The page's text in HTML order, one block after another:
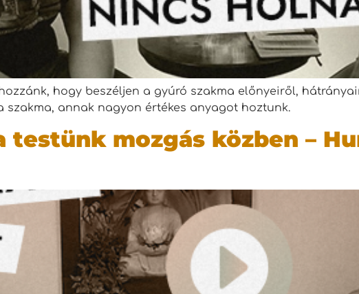
hogy beszéljen a gyúró szakma előnyeiről,
szakma, annak nagyon értékes anyagot hoztunk.
testünk mozgás közben –